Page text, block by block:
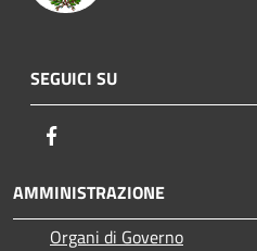
SEGUICI SU
AMMINISTRAZIONE
Organi di Governo